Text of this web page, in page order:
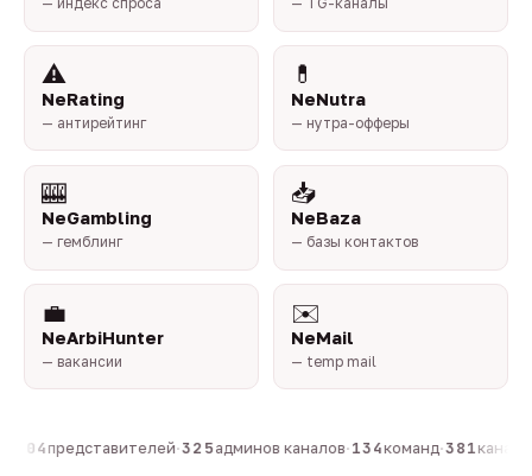
⚠️
NeRating
— антирейтинг
💊
NeNutra
— нутра-офферы
🎰
NeGambling
— гемблинг
📥
NeBaza
— базы контактов
💼
NeArbiHunter
— вакансии
✉️
NeMail
— temp mail
804представителей·325 админов каналов·134команд·381